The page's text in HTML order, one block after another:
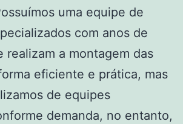
uma equipe de
com anos de
realizam a montagem das
eficiente e prática, mas
de equipes
demanda, no entanto,